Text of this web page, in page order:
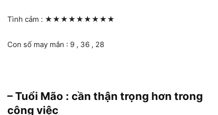
Tình cảm : ★★★★★★★★★
Con số may mắn : 9 , 36 , 28
– Tuổi Mão : cần thận trọng hơn trong
công việc